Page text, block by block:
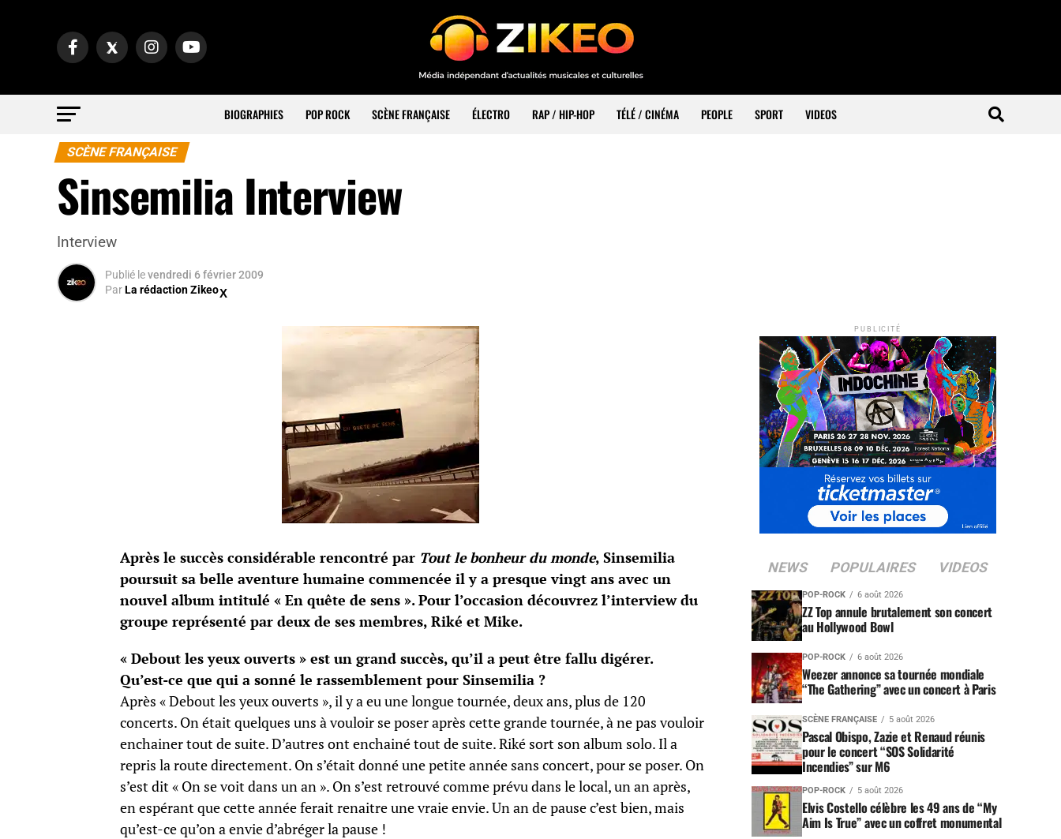
BIOGRAPHIES POP ROCK SCÈNE FRANÇAISE ÉLECTRO RAP / HIP-HOP TÉLÉ / CINÉMA PEOPLE SPORT VIDEOS
SCÈNE FRANÇAISE
Sinsemilia Interview
Interview
Publié levendredi 6 février 2009
ParLa rédaction Zikeo
Après le succès considérable rencontré par Tout le bonheur du monde, Sinsemilia
poursuit sa belle aventure humaine commencée il y a presque vingt ans avec un
nouvel album intitulé « En quête de sens ». Pour l’occasion découvrez l’interview du
groupe représenté par deux de ses membres, Riké et Mike.
« Debout les yeux ouverts » est un grand succès, qu’il a peut être fallu digérer.
Qu’est-ce que qui a sonné le rassemblement pour Sinsemilia ?
Après « Debout les yeux ouverts », il y a eu une longue tournée, deux ans, plus de 120
concerts. On était quelques uns à vouloir se poser après cette grande tournée, à ne pas vouloir
enchainer tout de suite. D’autres ont enchainé tout de suite. Riké sort son album solo. Il a
repris la route directement. On s’était donné une petite année sans concert, pour se poser. On
s’est dit « On se voit dans un an ». On s’est retrouvé comme prévu dans le local, un an après,
en espérant que cette année ferait renaitre une vraie envie. Un an de pause c’est bien, mais
qu’est-ce qu’on a envie d’abréger la pause !
PUBLICITÉ
NEWS POPULAIRES VIDEOS
POP-ROCK 6 août 2026
ZZ Top annule brutalement son concert
au Hollywood Bowl
POP-ROCK 6 août 2026
Weezer annonce sa tournée mondiale
“The Gathering” avec un concert à Paris
SCÈNE FRANÇAISE 5 août 2026
Pascal Obispo, Zazie et Renaud réunis
pour le concert “SOS Solidarité
Incendies” sur M6
POP-ROCK 5 août 2026
Elvis Costello célèbre les 49 ans de “My
Aim Is True” avec un coffret monumental